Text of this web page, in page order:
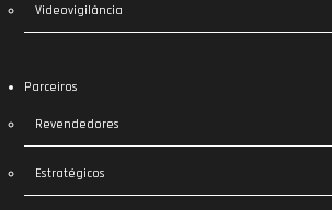
Videovigilância
Parceiros
Revendedores
Estratégicos